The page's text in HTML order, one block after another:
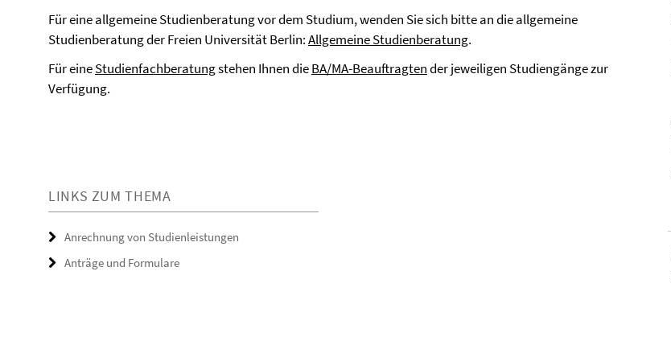
Für eine allgemeine Studienberatung vor dem Studium, wenden Sie sich bitte an die allgemeine
Studienberatung der Freien Universität Berlin:Allgemeine Studienberatung.
Für eineStudienfachberatungstehen Ihnen dieBA/MA-Beauftragtender jeweiligen Studiengänge zur
Verfügung.
LINKS ZUM THEMA
Anrechnung von Studienleistungen
Anträge und Formulare